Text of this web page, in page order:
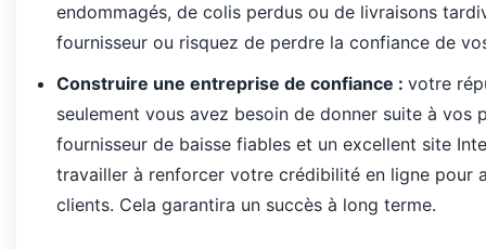
endommagés,de colis perdus ou de livraisons
fournisseur ou risquez de perdre la confiance de
Construire une entreprise de confiance :votre ré
seulement vous avez besoin de donner suite à vos
fournisseurde baissefiables et un excellent site
travailler à renforcer votre crédibilité en ligne pour
clients. Cela garantira un succès à long terme.